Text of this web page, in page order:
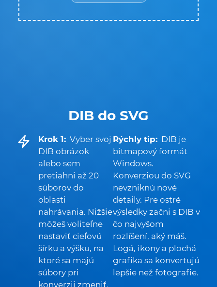
DIB do SVG
Krok 1: Vyber svoj
DIB obrázok
alebo sem
pretiahni až 20
súborov do
oblasti
nahrávania. Nižšie
môžeš voliteľne
nastaviť cieľovú
šírku a výšku, na
ktoré sa majú
súbory pri
konverzii zmeniť.
Rýchly tip: DIB je
bitmapový formát
Windows.
Konverziou do SVG
nevzniknú nové
detaily. Pre ostré
výsledky začni s DIB v
čo najvyšom
rozlíšení, aký máš.
Logá, ikony a plochá
grafika sa konvertujú
lepšie než fotografie.